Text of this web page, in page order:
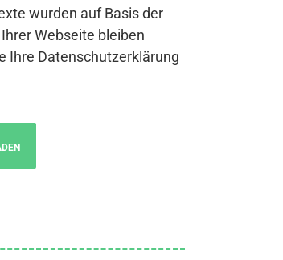
wurden auf Basis der
Webseite bleiben
Ihre Datenschutzerklärung